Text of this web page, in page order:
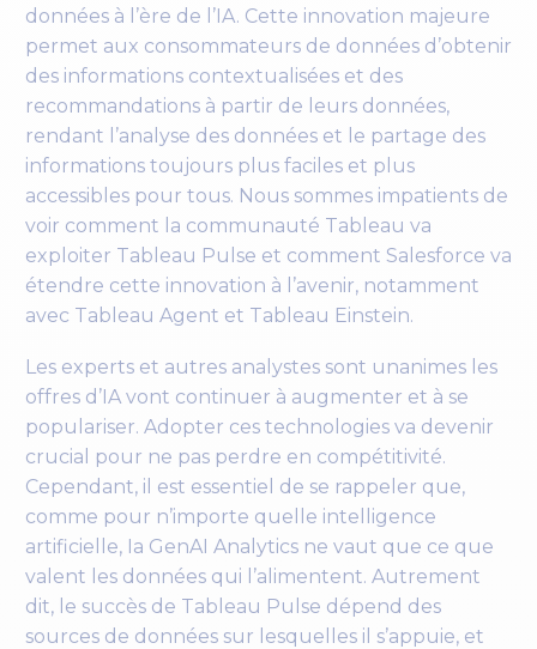
données à l’ère de l’IA. Cette innovation majeure
permet aux consommateurs de données d’obtenir
des informations contextualisées et des
recommandations à partir de leurs données,
rendant l’analyse des données et le partage des
informations toujours plus faciles et plus
accessibles pour tous. Nous sommes impatients de
voir comment la communauté Tableau va
exploiter Tableau Pulse et comment Salesforce va
étendre cette innovation à l’avenir, notamment
avec Tableau Agent et Tableau Einstein.
Les experts et autres analystes sont unanimes les
offres d’IA vont continuer à augmenter et à se
populariser. Adopter ces technologies va devenir
crucial pour ne pas perdre en compétitivité.
Cependant, il est essentiel de se rappeler que,
comme pour n’importe quelle intelligence
artificielle, Ia GenAI Analytics ne vaut que ce que
valent les données qui l’alimentent. Autrement
dit, le succès de Tableau Pulse dépend des
sources de données sur lesquelles il s’appuie, et